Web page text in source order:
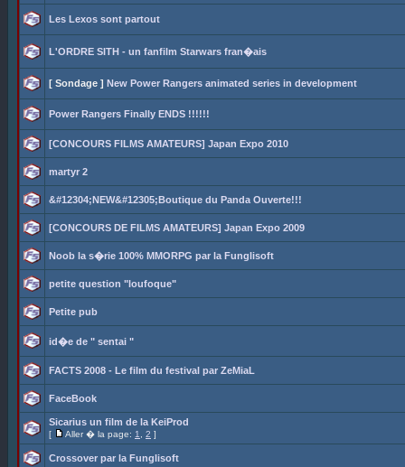
Les Lexos sont partout
L'ORDRE SITH - un fanfilm Starwars fran�ais
[ Sondage ] New Power Rangers animated series in development
Power Rangers Finally ENDS !!!!!!
[CONCOURS FILMS AMATEURS] Japan Expo 2010
martyr 2
&#12304;NEW&#12305;Boutique du Panda Ouverte!!!
[CONCOURS DE FILMS AMATEURS] Japan Expo 2009
Noob la s�rie 100% MMORPG par la Funglisoft
petite question "loufoque"
Petite pub
id�e de " sentai "
FACTS 2008 - Le film du festival par ZeMiaL
FaceBook
Sicarius un film de la KeiProd
[ Aller � la page: 1 2 ]
Crossover par la Funglisoft